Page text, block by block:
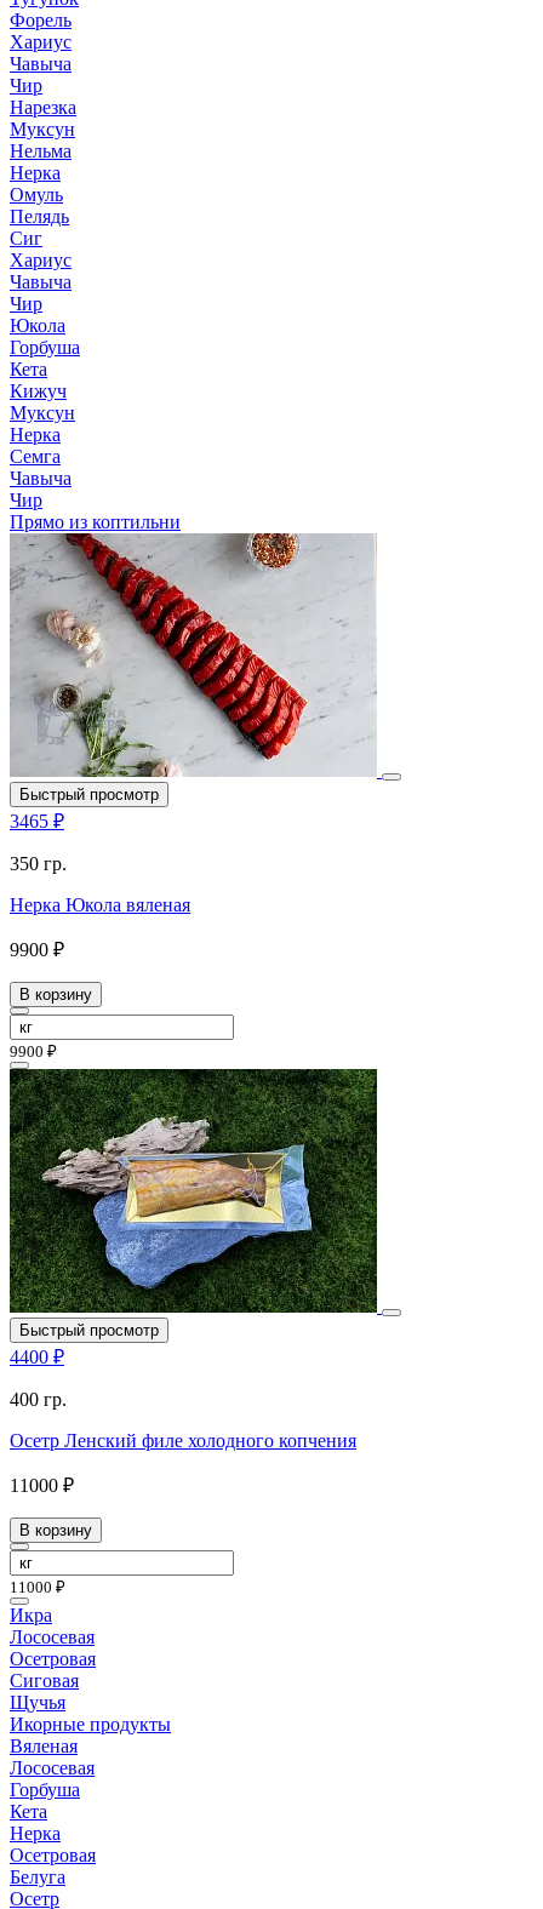
Форель
Хариус
Чавыча
Чир
Нарезка
Муксун
Нельма
Нерка
Омуль
Пелядь
Сиг
Хариус
Чавыча
Чир
Юкола
Горбуша
Кета
Кижуч
Муксун
Нерка
Семга
Чавыча
Чир
Прямо из коптильни
Быстрый просмотр
3465 ₽
350 гр.
Нерка Юкола вяленая
9900 ₽
В корзину
9900 ₽
Быстрый просмотр
4400 ₽
400 гр.
Осетр Ленский филе холодного копчения
11000 ₽
В корзину
11000 ₽
Икра
Лососевая
Осетровая
Сиговая
Щучья
Икорные продукты
Вяленая
Лососевая
Горбуша
Кета
Нерка
Осетровая
Белуга
Осетр